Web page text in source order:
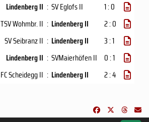
Lindenberg II : SV Eglofs II
1 : 0
TSV Wohmbr. II : Lindenberg II
2 : 0
SV Seibranz II : Lindenberg II
3 : 1
Lindenberg II : SVMaierhöfen II 0 : 1
FC Scheidegg II : Lindenberg II 2 : 4